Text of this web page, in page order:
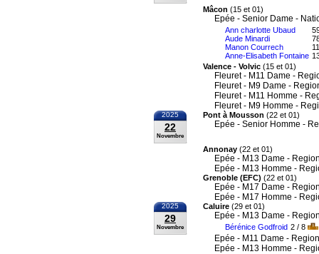
Mâcon (15 et 01)
Epée - Senior Dame -
Ann charlotte Ubaud
Aude Minardi
Manon Courrech
Anne-Elisabeth Fontaine
Valence - Volvic (15 et 01)
Fleuret - M11 Dame -
Fleuret - M9 Dame -
Fleuret - M11 Homme -
Fleuret - M9 Homme -
2025
22
Novembre
Pont à Mousson (22 et 01)
Epée - Senior Homme -
Annonay (22 et 01)
Epée - M13 Dame -
Epée - M13 Homme -
Grenoble (EFC) (22 et 01)
Epée - M17 Dame -
Epée - M17 Homme -
2025
29
Novembre
Caluire (29 et 01)
Epée - M13 Dame -
Bérénice Godfroid 2 / 8
Epée - M11 Dame -
Epée - M13 Homme -